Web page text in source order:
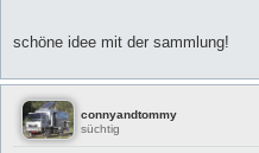
schöne idee mit der sammlung!
connyandtommy
süchtig